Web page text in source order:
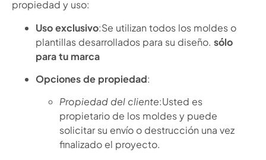
propiedad y uso:
Uso exclusivo:Se utilizan todos los moldes o
plantillas desarrollados para su diseño. sólo
para tu marca
Opciones de propiedad:
Propiedad del cliente:Usted es
propietario de los moldes y puede
solicitar su envío o destrucción una vez
finalizado el proyecto.